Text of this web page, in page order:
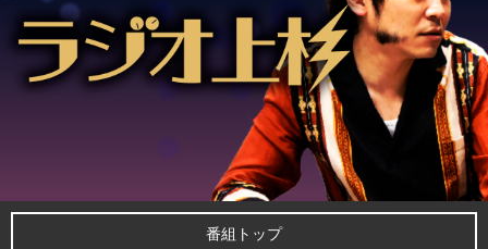
番組トップ